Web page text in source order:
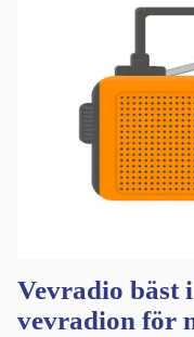
Vevradio bäst
vevradion för